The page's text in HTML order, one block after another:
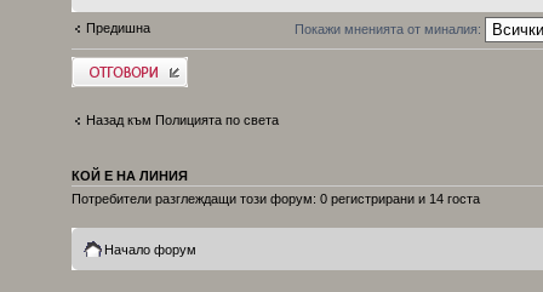
Предишна Покажи мненията от миналия:
Добави отговор
Назад към Полицията по света
КОЙ Е НА ЛИНИЯ
Потребители разглеждащи този форум: 0 регистрирани и 14 госта
Начало форум